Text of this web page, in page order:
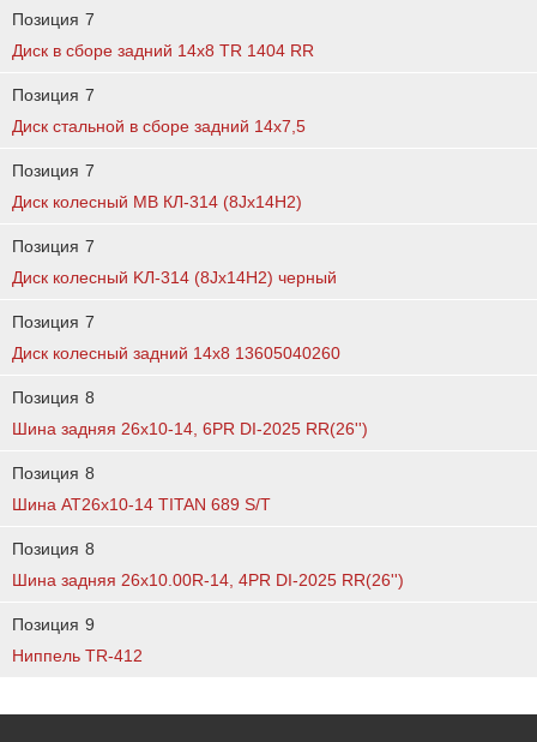
Позиция 7
Диск в сборе задний 14x8 TR 1404 RR
Позиция 7
Диск стальной в сборе задний 14х7,5
Позиция 7
Диск колесный МВ КЛ-314 (8Jx14H2)
Позиция 7
Диск колесный KЛ-314 (8Jx14H2) черный
Позиция 7
Диск колесный задний 14x8 13605040260
Позиция 8
Шина задняя 26х10-14, 6PR DI-2025 RR(26'')
Позиция 8
Шина АТ26х10-14 TITAN 689 S/T
Позиция 8
Шина задняя 26х10.00R-14, 4PR DI-2025 RR(26'')
Позиция 9
Ниппель TR-412